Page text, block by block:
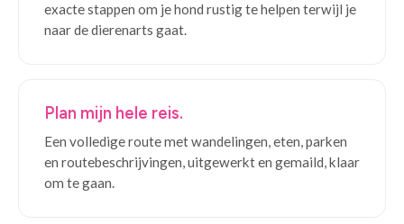
exacte stappen om je hond rustig te helpen terwijl je
naar de dierenarts gaat.
Plan mijn hele reis.
Een volledige route met wandelingen, eten, parken
en routebeschrijvingen, uitgewerkt en gemaild, klaar
om te gaan.